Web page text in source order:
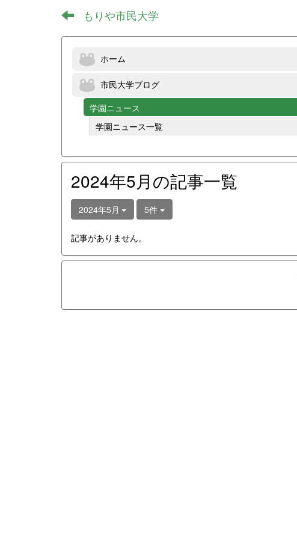
もりや市民大学
ホーム
市民大学ブログ
学園ニュース
学園ニュース一覧
2024年5月の記事一覧
2024年5月 5件
記事がありません。